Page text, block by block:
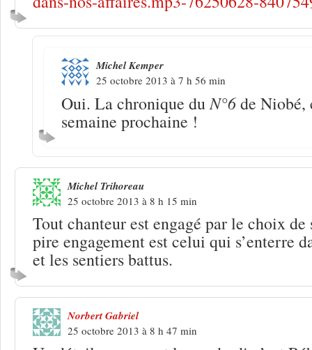
Michel Kemper
25 octobre 2013 à 7 h 56 min
Oui. La chronique duN°6de Niobé,
semaine prochaine !
Michel Trihoreau
25 octobre 2013 à 8 h 15 min
Tout chanteur est engagé par le choix de
pire engagement est celui qui s’enterre
et les sentiers battus.
Norbert Gabriel
25 octobre 2013 à 8 h 47 min